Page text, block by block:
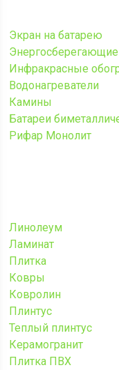
Экран на батарею
Энергосберегающие
Инфракрасные
Водонагреватели
Камины
Батареи
Рифар Монолит
Линолеум
Ламинат
Плитка
Ковры
Ковролин
Плинтус
Теплый плинтус
Керамогранит
Плитка ПВХ